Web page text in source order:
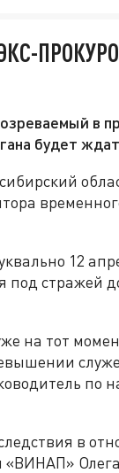
в
будет
12
под стражей
на тот
по
в